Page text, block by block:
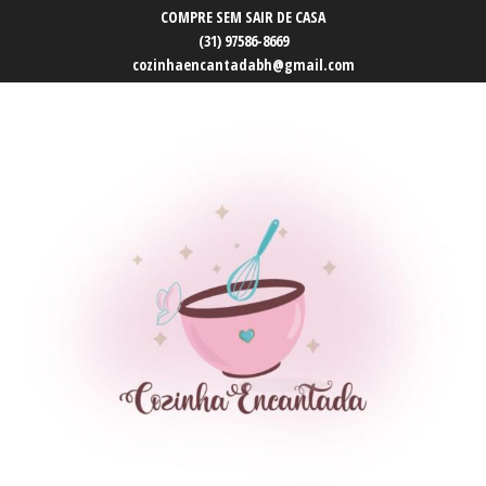
COMPRE SEM SAIR DE CASA
(31) 97586-8669
cozinhaencantadabh@gmail.com